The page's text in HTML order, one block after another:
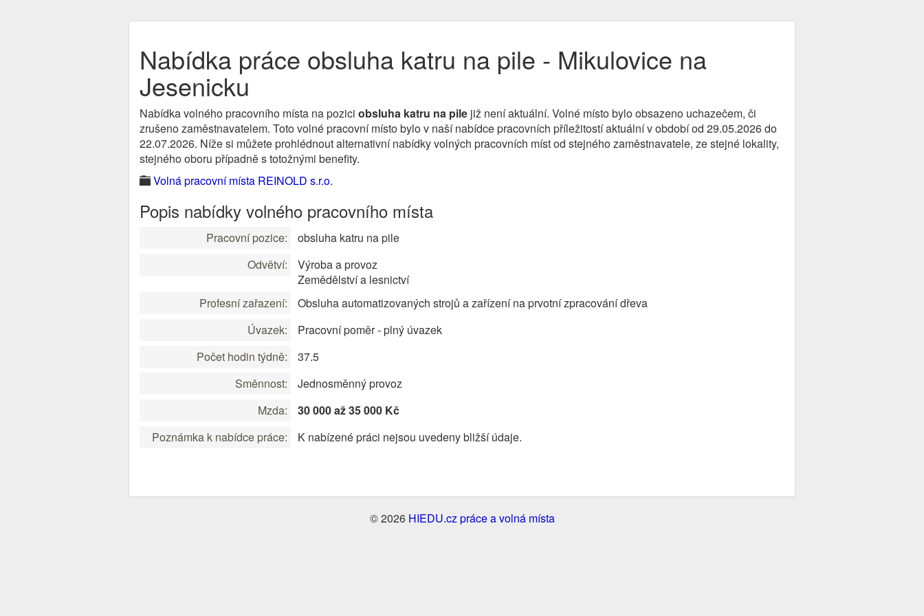
Nabídka práce obsluha katru na pile - Mikulovice na
Jesenicku
Nabídka volného pracovního místa na pozici obsluha katru na pile již není aktuální. Volné místo bylo obsazeno uchazečem, či
zrušeno zaměstnavatelem. Toto volné pracovní místo bylo v naší nabídce pracovních příležitostí aktuální v období od 29.05.2026 do
22.07.2026. Níže si můžete prohlédnout alternativní nabídky volných pracovních míst od stejného zaměstnavatele, ze stejné lokality,
stejného oboru případně s totožnými benefity.
Volná pracovní místa REINOLD s.r.o.
Popis nabídky volného pracovního místa
Pracovní pozice:
obsluha katru na pile
Odvětví:
Výroba a provoz
Zemědělství a lesnictví
Profesní zařazení:
Obsluha automatizovaných strojů a zařízení na prvotní zpracování dřeva
Úvazek:
Pracovní poměr - plný úvazek
Počet hodin týdně:
37.5
Směnnost:
Jednosměnný provoz
Mzda:
30 000 až 35 000 Kč
Poznámka k nabídce práce:
K nabízené práci nejsou uvedeny bližší údaje.
© 2026 HIEDU.cz práce a volná místa